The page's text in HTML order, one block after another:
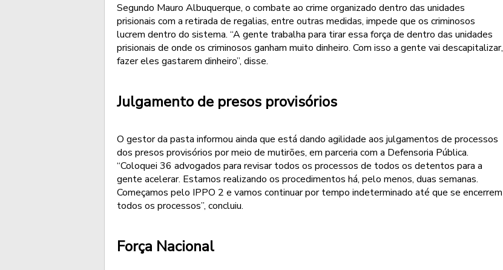
Segundo Mauro Albuquerque, o combate ao crime organizado dentro das unidades
prisionais com a retirada de regalias, entre outras medidas, impede que os criminosos
lucrem dentro do sistema. “A gente trabalha para tirar essa força de dentro das unidades
prisionais de onde os criminosos ganham muito dinheiro. Com isso a gente vai descapitalizar,
fazer eles gastarem dinheiro”, disse.
Julgamento de presos provisórios
O gestor da pasta informou ainda que está dando agilidade aos julgamentos de processos
dos presos provisórios por meio de mutirões, em parceria com a Defensoria Pública.
“Coloquei 36 advogados para revisar todos os processos de todos os detentos para a
gente acelerar. Estamos realizando os procedimentos há, pelo menos, duas semanas.
Começamos pelo IPPO 2 e vamos continuar por tempo indeterminado até que se encerrem
todos os processos”, concluiu.
Força Nacional